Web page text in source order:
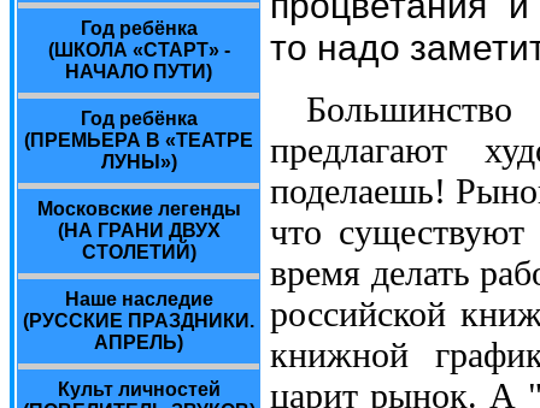
Год ребёнка
(ШКОЛА «СТАРТ» -
НАЧАЛО ПУТИ)
Год ребёнка
(ПРЕМЬЕРА В «ТЕАТРЕ
ЛУНЫ»)
Московские легенды
(НА ГРАНИ ДВУХ
СТОЛЕТИЙ)
Наше наследие
(РУССКИЕ ПРАЗДНИКИ.
АПРЕЛЬ)
Культ личностей
то надо
предлагают
поделаешь!
что
время делать
российской
книжной
царит рынок. А